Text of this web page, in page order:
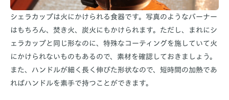
シェラカップは火にかけられる食器です。写真のようなバーナー
はもちろん、焚き火、炭火にもかけられます。ただし、まれにシ
ェラカップと同じ形なのに、特殊なコーティングを施していて火
にかけられないものもあるので、素材を確認しておきましょう。
また、ハンドルが細く長く伸びた形状なので、短時間の加熱であ
ればハンドルを素手で持つことができます。